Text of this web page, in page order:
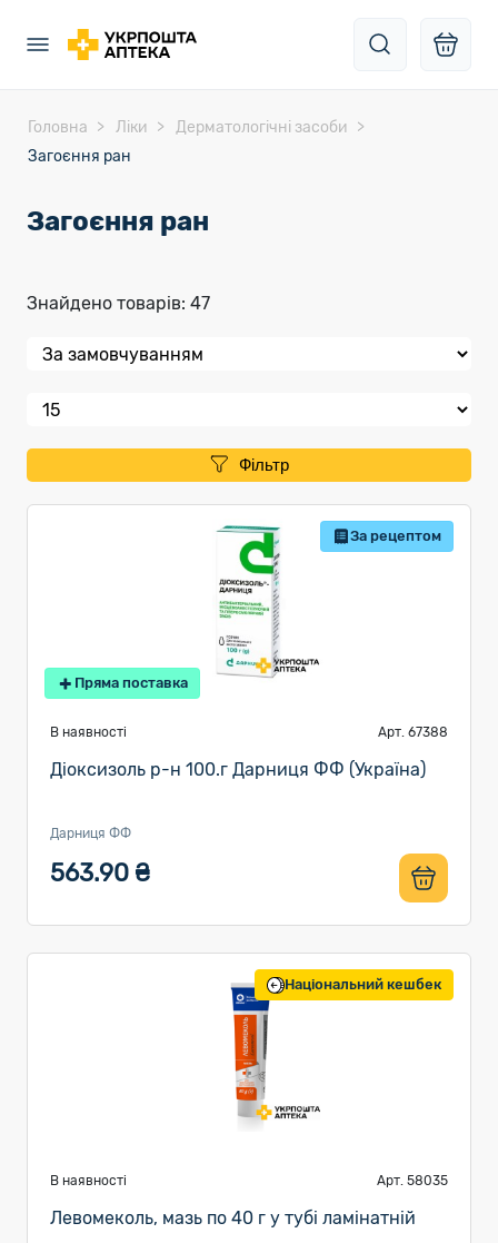
Головна Ліки
Дерматологічні засоби
Загоєння ран
Загоєння ран
Знайдено товарів: 47
Фільтр
За рецептом
Пряма поставка
В наявності Арт. 67388
Діоксизоль р-н 100.г Дарниця ФФ (Україна)
Дарниця ФФ
563.90 ₴
Національний кешбек
В наявності Арт. 58035
Левомеколь, мазь по 40 г у тубі ламінатній